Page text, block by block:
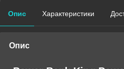
Опис Характеристики
Опис